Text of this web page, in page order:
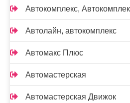
Автокомплекс,
Автолайн, автокомплекс
Автомакс Плюс
Автомастерская
Автомастерская Движок